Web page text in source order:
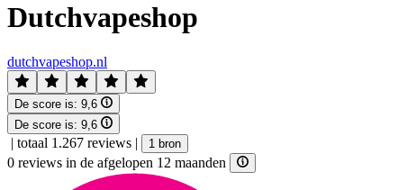
Dutchvapeshop
dutchvapeshop.nl
De score is: 9,6
De score is: 9,6
| totaal 1.267 reviews | 1 bron
0 reviews in de afgelopen 12 maanden